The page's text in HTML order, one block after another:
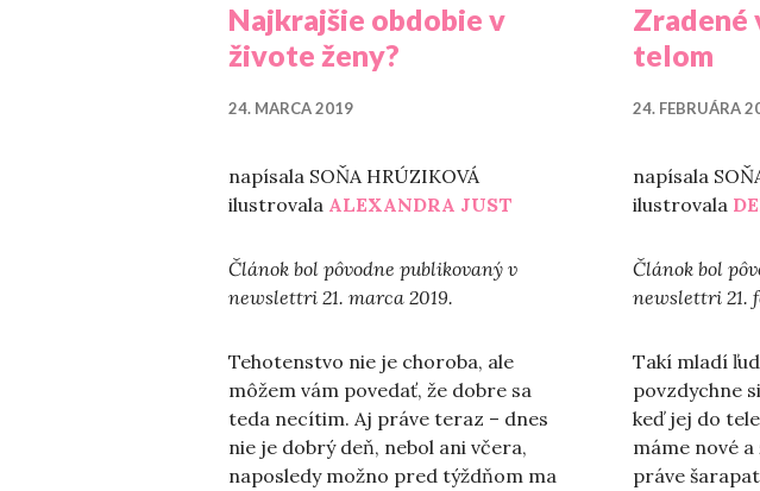
Najkrajšie obdobie v
živote ženy?
24. MARCA 2019
napísala SOŇA HRÚZIKOVÁ
ilustrovala ALEXANDRA JUST
Článok bol pôvodne publikovaný v
newslettri 21. marca 2019.
Tehotenstvo nie je choroba, ale
môžem vám povedať, že dobre sa
teda necítim. Aj práve teraz – dnes
nie je dobrý deň, nebol ani včera,
naposledy možno pred týždňom ma
Zradené
telom
24. FEBRUÁRA
napísala
ilustrovala
Článok bol
newslettri 21.
Takí mladí
povzdychne
keď jej do
máme nové
práve